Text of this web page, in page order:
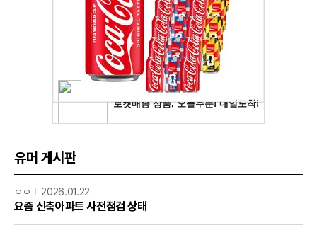
유머 게시판
ㅇㅇ 2026.01.22
요즘 신축아파트 사전점검 상태